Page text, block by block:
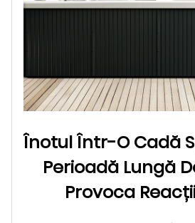
Înotul Într-O Cadă
Perioadă Lungă
Provoca